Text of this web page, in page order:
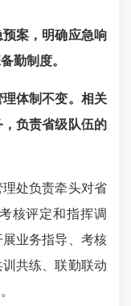
案，明确应急响
勤制度。
体制不变。相关
负责省级队伍的
处负责牵头对省
核评定和指挥调
业务指导、考核
共练、联勤联动